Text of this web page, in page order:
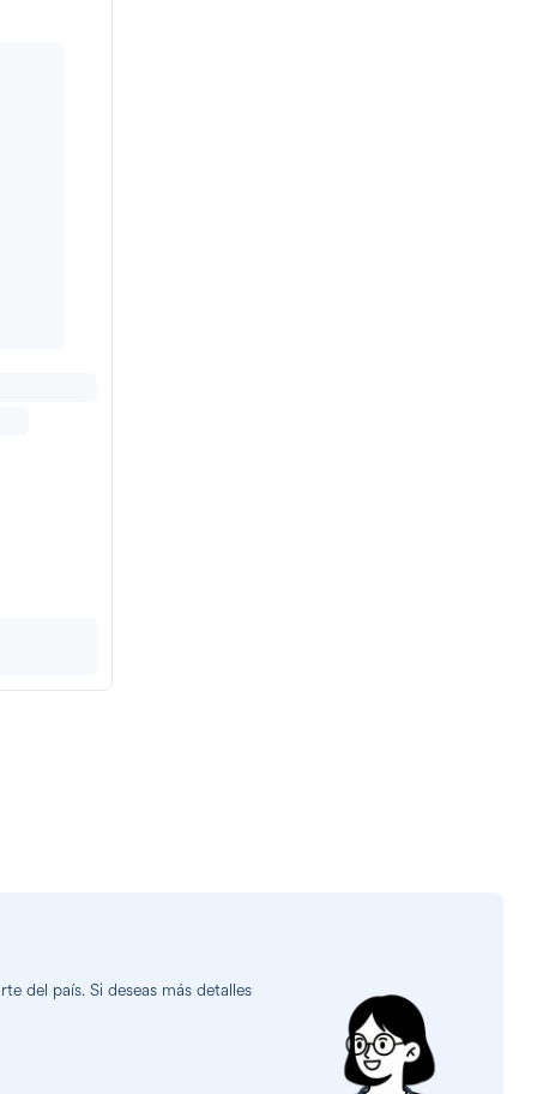
del país. Si deseas más detalles